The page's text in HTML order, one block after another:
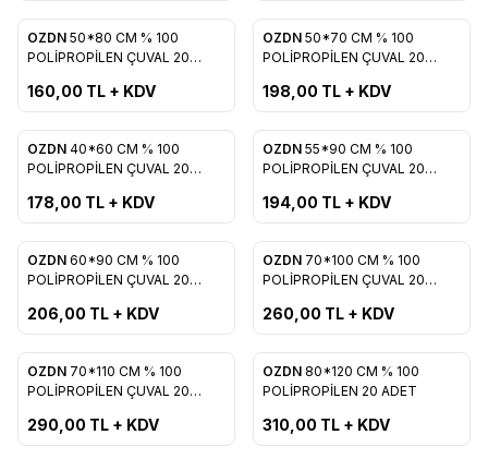
Yeni
Favorilere Ekle
OZDN 50*80 CM % 100
POLİPROPİLEN ÇUVAL 20
160,00 TL + KDV
Favorilere Ekle
OZDN 50*70 CM % 100
POLİPROPİLEN ÇUVAL 20
198,00 TL + KDV
Favorilere Ekle
OZDN 40*60 CM % 100
POLİPROPİLEN ÇUVAL 20
178,00 TL + KDV
Favorilere Ekle
OZDN 55*90 CM % 100
POLİPROPİLEN ÇUVAL 20
194,00 TL + KDV
Favorilere Ekle
OZDN 60*90 CM % 100
POLİPROPİLEN ÇUVAL 20
206,00 TL + KDV
Favorilere Ekle
OZDN 70*100 CM % 100
POLİPROPİLEN ÇUVAL 20
260,00 TL + KDV
Favorilere Ekle
OZDN 70*110 CM % 100
POLİPROPİLEN ÇUVAL 20
290,00 TL + KDV
Favorilere Ekle
OZDN 80*120 CM % 100
POLİPROPİLEN 20 ADET
310,00 TL + KDV